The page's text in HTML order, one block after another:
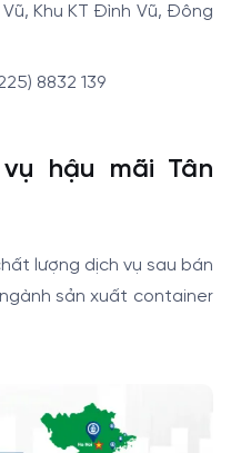
Vũ, Khu KT Đình Vũ, Đông
8832 139
hậu mãi Tân
lượng dịch vụ sau bán
sản xuất container